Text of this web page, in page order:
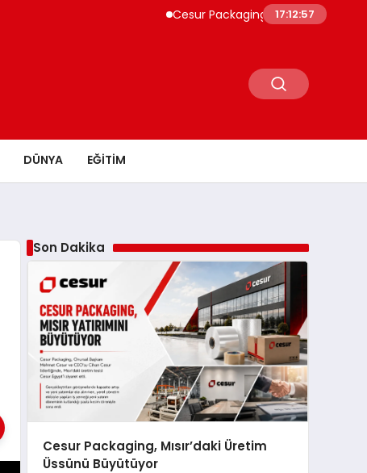
Cesur Packaging, Mısır’daki Üretim
17:12:57
DÜNYA EĞITIM
Son Dakika
Cesur Packaging, Mısır’daki Üretim
Üssünü Büyütüyor